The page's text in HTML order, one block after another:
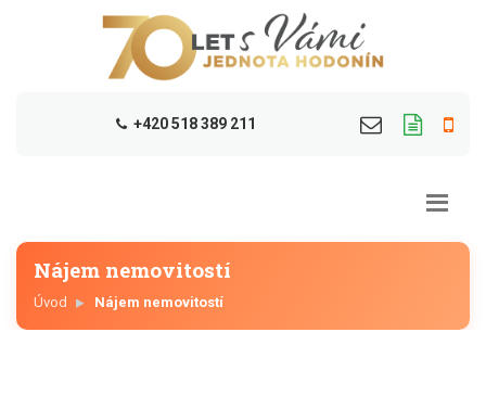
+420 518 389 211
Nájem nemovitostí
Úvod Nájem nemovitostí